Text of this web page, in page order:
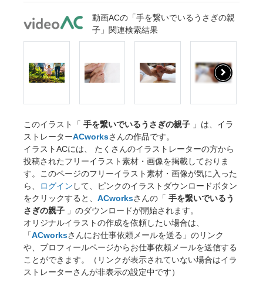
動画ACの「手を繋いでいるうさぎの親
子」関連検索結果
このイラスト「 手を繋いでいるうさぎの親子 」は、イラ
ストレーターACworksさんの作品です。
イラストACには、 たくさんのイラストレーターの方から
投稿されたフリーイラスト素材・画像を掲載しておりま
す。このページのフリーイラスト素材・画像が気に入った
ら、
ログイン して、ピンクのイラストダウンロードボタン
をクリックすると、 ACworksさんの「 手を繋いでいるう
さぎの親子 」のダウンロードが開始されます。
オリジナルイラストの作成を依頼したい場合は、
「ACworksさんにお仕事依頼メールを送る」のリンク
や、プロフィールページからお仕事依頼メールを送信する
ことができます。（リンクが表示されていない場合はイラ
ストレーターさんが非表示の設定中です）